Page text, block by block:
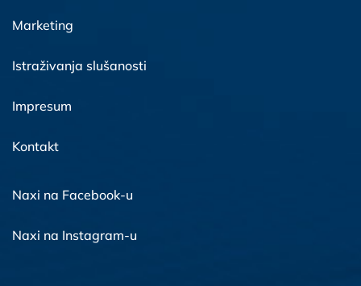
Marketing
Istraživanja slušanosti
Impresum
Kontakt
Naxi na Facebook-u
Naxi na Instagram-u